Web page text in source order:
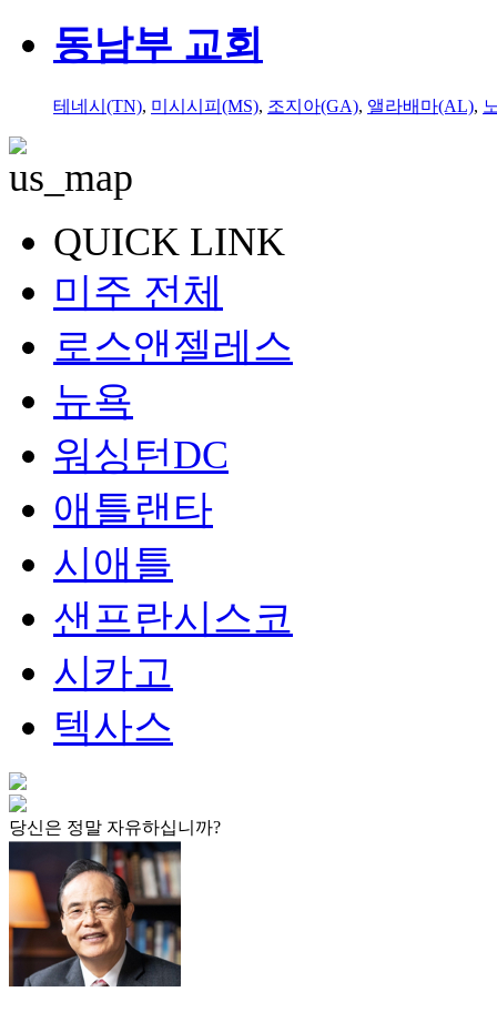
동남부 교회
테네시(TN), 미시시피(MS), 조지아(GA), 앨라배마(AL),
QUICK LINK
미주 전체
로스앤젤레스
뉴욕
워싱턴DC
애틀랜타
시애틀
샌프란시스코
시카고
텍사스
당신은 정말 자유하십니까?